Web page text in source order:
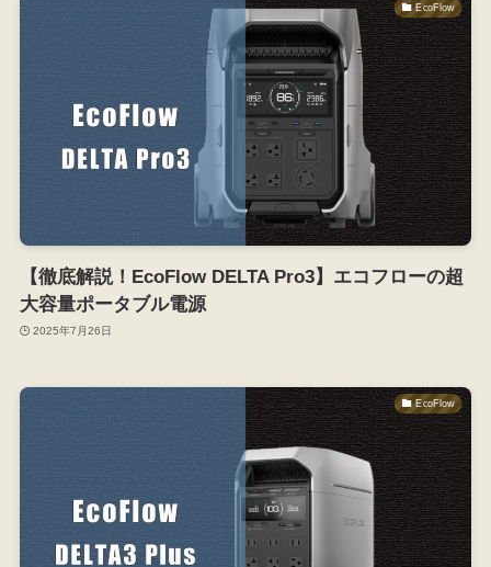
EcoFlow
【徹底解説！EcoFlow DELTA Pro3】エコフローの超
大容量ポータブル電源
2025年7月26日
EcoFlow